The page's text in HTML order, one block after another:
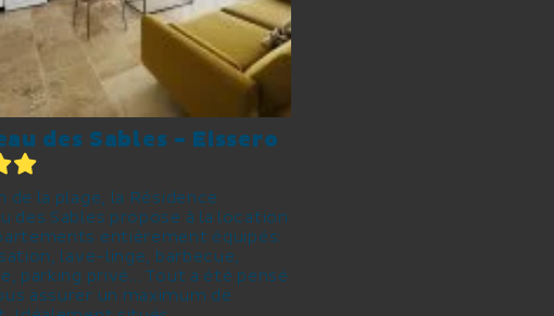
des Sables - Eissero
de la plage, la Résidence
des Sables propose à la location
entièrement équipés:
lave-linge, barbecue,
parking privé… Tout a été pensé
assurer un maximum de